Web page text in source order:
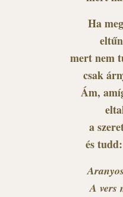
Ha
mert nem
csak
Ám,
a
és
A vers